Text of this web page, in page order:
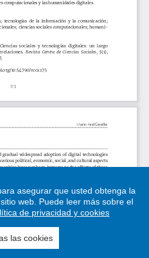
asegurar que usted obtenga la
web. Puede leer más sobre el
de privacidad y cookies
las cookies